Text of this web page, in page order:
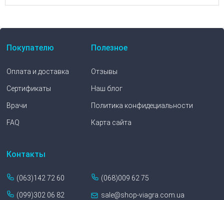
Покупателю
Оплата и доставка
Сертификаты
Врачи
FAQ
Полезное
Отзывы
Наш блог
Политика конфидециальности
Карта сайта
Контакты
(063)142 72 60 (068)009 62 75
(099)302 06 82
sale@shop-viagra.com.ua